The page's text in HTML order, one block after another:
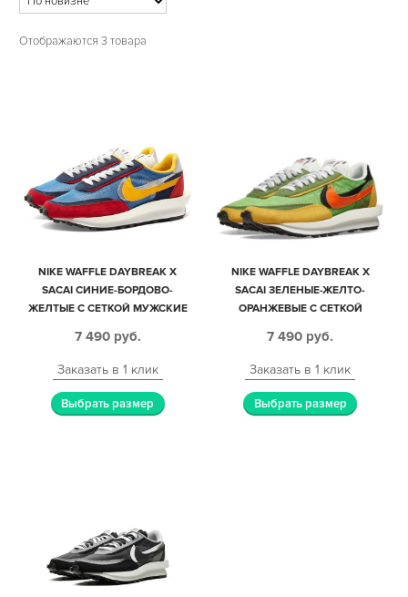
Отображаются 3 товара
NIKE WAFFLE DAYBREAK X
SACAI СИНИЕ-БОРДОВО-
ЖЕЛТЫЕ С СЕТКОЙ МУЖСКИЕ
7 490 руб.
Заказать в 1 клик
Выбрать размер
NIKE WAFFLE DAYBREAK X
SACAI ЗЕЛЕНЫЕ-ЖЕЛТО-
ОРАНЖЕВЫЕ С СЕТКОЙ
7 490 руб.
Заказать в 1 клик
Выбрать размер